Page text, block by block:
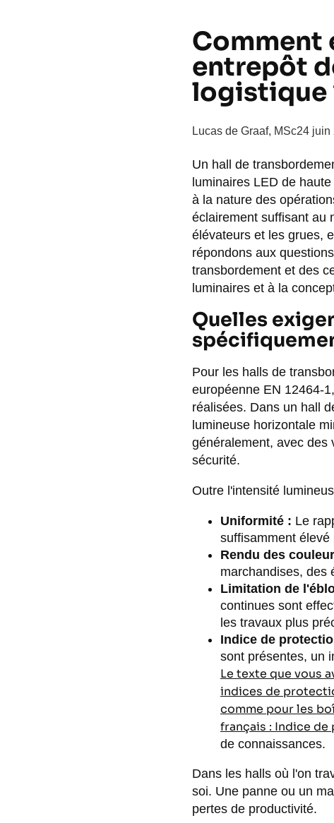
Comment
entrepôt
logistique
Lucas de Graaf, MSc24 juin
Un hall de
luminaires LED de
à la nature des
éclairement suffisant au
élévateurs et les grues,
répondons aux
transbordement et des
luminaires et à la
Quelles
Pour les halls de
européenne EN 12464-
réalisées. Dans un hall
lumineuse horizontale
généralement, avec des
sécurité.
Outre l'intensité
Uniformité : Le
suffisamment élevé
Rendu des
marchandises, des
Limitation de
continues sont
les travaux plus
Indice de
sont présentes, un
Le texte que vous
indices de
comme pour les
français : Indice
de connaissances.
Dans les halls où l'on
soi. Une panne ou un
pertes de productivité.